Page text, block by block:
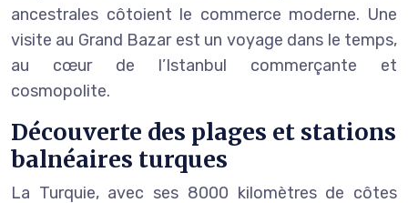
ancestrales côtoient le commerce moderne. Une
visite au Grand Bazar est un voyage dans le temps,
au cœur de l’Istanbul commerçante et
cosmopolite.
Découverte des plages et stations
balnéaires turques
La Turquie, avec ses 8000 kilomètres de côtes